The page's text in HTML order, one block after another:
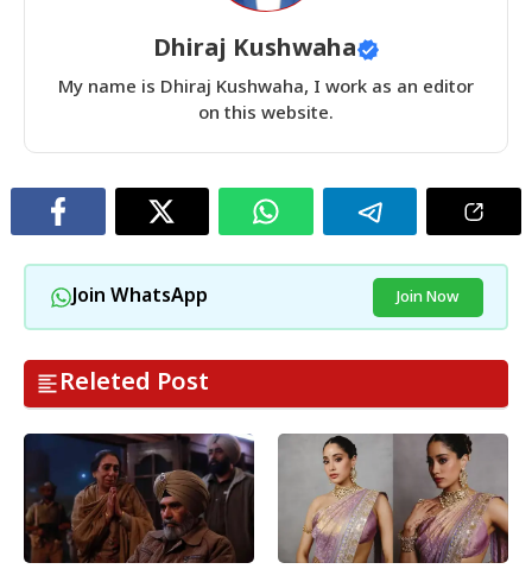
Dhiraj Kushwaha
My name is Dhiraj Kushwaha, I work as an editor
on this website.
Join WhatsApp Join Now
Releted Post